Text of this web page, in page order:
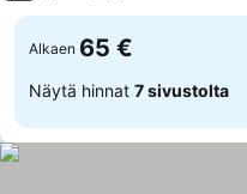
Alkaen 65 €
Näytä hinnat 7 sivustolta